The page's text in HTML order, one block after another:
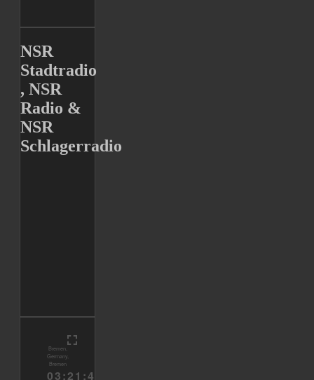
NSR
Stadtradio
, NSR
Radio &
NSR
Schlagerradio